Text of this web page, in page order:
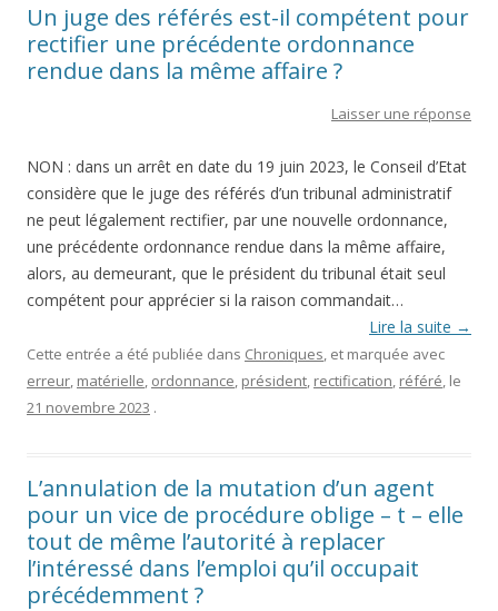
Un juge des référés est-il compétent pour
rectifier une précédente ordonnance
rendue dans la même affaire ?
Laisser une réponse
NON : dans un arrêt en date du 19 juin 2023, le Conseil d’Etat
considère que le juge des référés d’un tribunal administratif
ne peut légalement rectifier, par une nouvelle ordonnance,
une précédente ordonnance rendue dans la même affaire,
alors, au demeurant, que le président du tribunal était seul
compétent pour apprécier si la raison commandait…
Lire la suite →
Cette entrée a été publiée dans Chroniques, et marquée avec
erreur, matérielle, ordonnance, président, rectification, référé, le
21 novembre 2023 .
L’annulation de la mutation d’un agent
pour un vice de procédure oblige – t – elle
tout de même l’autorité à replacer
l’intéressé dans l’emploi qu’il occupait
précédemment ?